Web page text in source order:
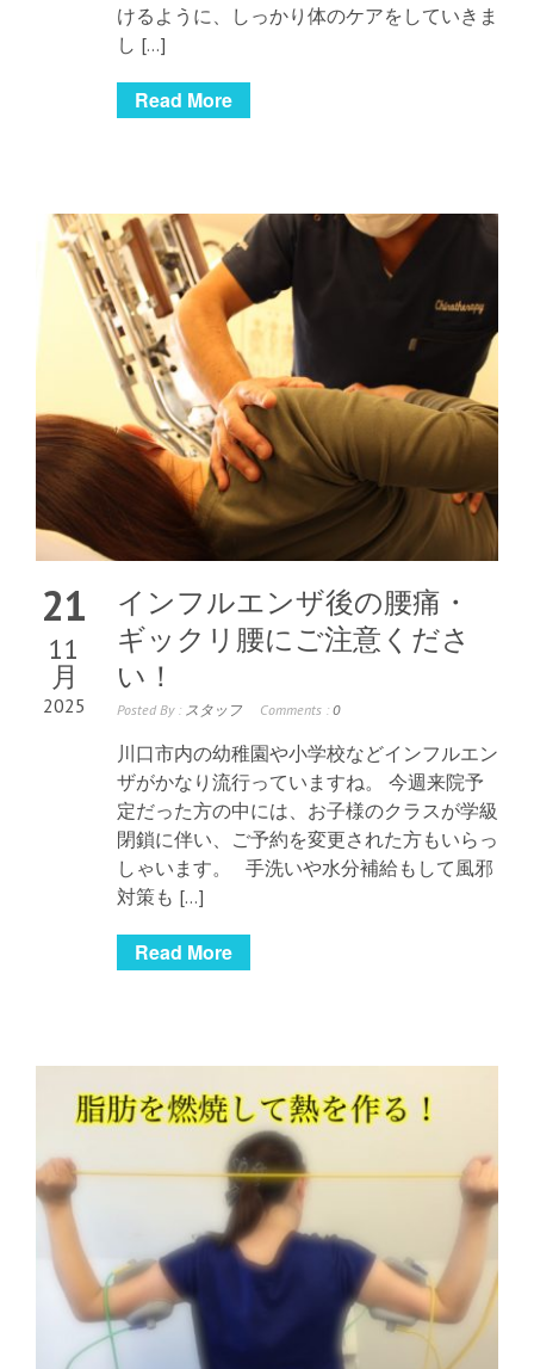
けるように、しっかり体のケアをしていきま
し […]
Read More
21
11
月
2025
インフルエンザ後の腰痛・
ギックリ腰にご注意くださ
い！
Posted By : スタッフ Comments : 0
川口市内の幼稚園や小学校などインフルエン
ザがかなり流行っていますね。 今週来院予
定だった方の中には、お子様のクラスが学級
閉鎖に伴い、ご予約を変更された方もいらっ
しゃいます。 手洗いや水分補給もして風邪
対策も […]
Read More